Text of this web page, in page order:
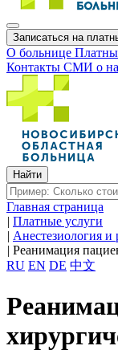
Записаться на
О больнице
Контакты СМИ о
Главная страница
| Платные услуги
| Анестезиология и
| Реанимация
RU EN DE 中文